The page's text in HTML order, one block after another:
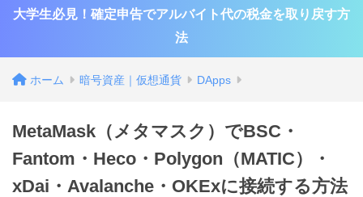
大学生必見！確定申告でアルバイト代の税金を取り戻す方
法
ホーム 暗号資産｜仮想通貨 DApps
MetaMask（メタマスク）でBSC・
Fantom・Heco・Polygon（MATIC）・
xDai・Avalanche・OKExに接続する方法